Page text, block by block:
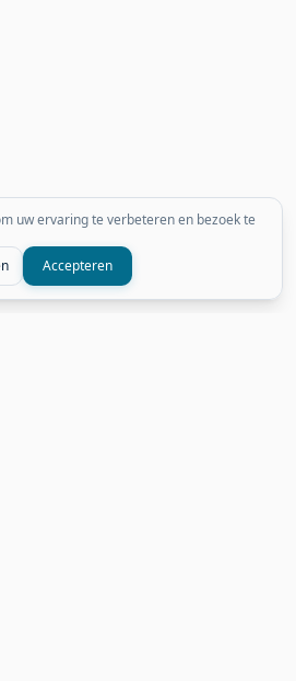
uw ervaring te verbeteren en bezoek te
Accepteren